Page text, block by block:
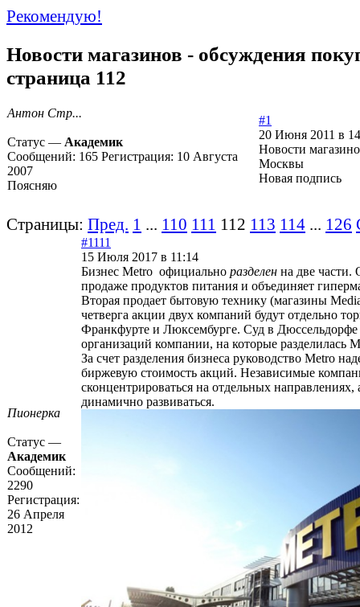
Рекомендую!
Новости магазинов - обсуждения
страница 112
Антон Стр...
Статус — Академик
Сообщений: 165 Регистрация: 10 Августа
2007
Поясняю
#1
20 Июня 2011 в
Новости
Москвы
Новая подпись
Страницы: Пред. 1 ... 110 111 112 113 114 ... 126
Пионерка
Статус —
Академик
Сообщений:
2290
Регистрация:
26 Апреля
2012
#1111
15 Июля 2017 в 11:14
Бизнес Metro официально разделен на две части.
продаже продуктов питания и объединяет
Вторая продает бытовую технику (магазины
четверга акции двух компаний будут отдельно
Франкфурте и Люксембурге. Суд в Дюссельдорфе
организаций компании, на которые разделилась
За счет разделения бизнеса руководство Metro
биржевую стоимость акций. Независимые
сконцентрироваться на отдельных направлениях,
динамично развиваться.